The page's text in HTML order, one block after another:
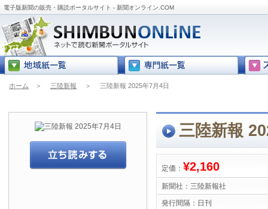
電子版新聞の販売・購読ポータルサイト - 新聞オンライン.COM
ホーム ＞ 三陸新報 ＞ 三陸新報 2025年7月4日
三陸新報
定価： ¥2,160
新聞社： 三陸新報社
発行間隔： 日刊